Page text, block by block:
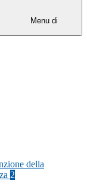
Menu di
della
2